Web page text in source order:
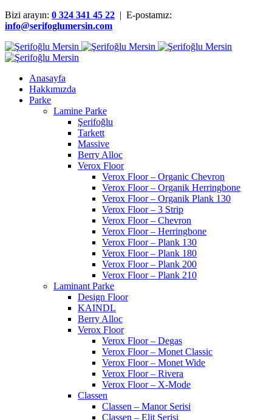
Bizi arayın: 0 324 341 45 22 | E-postamız:
info@serifoglumersin.com
Anasayfa
Hakkımızda
Parke
Lamine Parke
Şerifoğlu
Tarkett
Massive
Berry Alloc
Verox Floor
Verox Floor – Organic Chevron
Verox Floor – Organik Herringbone
Verox Floor – Organik Plank 130
Verox Floor – 3 Strip
Verox Floor – Chevron
Verox Floor – Herringbone
Verox Floor – Plank 130
Verox Floor – Plank 180
Verox Floor – Plank 200
Verox Floor – Plank 210
Laminant Parke
Design Floor
KAINDL
Berry Alloc
Verox Floor
Verox Floor – Degas
Verox Floor – Monet Classic
Verox Floor – Monet Wide
Verox Floor – Rivera
Verox Floor – X-Mode
Classen
Classen – Manor Serisi
Classen – Elit Serisi